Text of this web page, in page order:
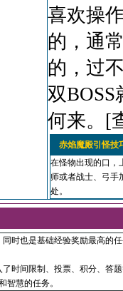
喜欢操
的，通
的，过
双
何来。[
赤焰魔殿引怪技
在怪物出现的口，
师或者战士、弓手
处。
时也是基础经验奖励最高的
时间限制、投票、积分、答
智慧的任务。